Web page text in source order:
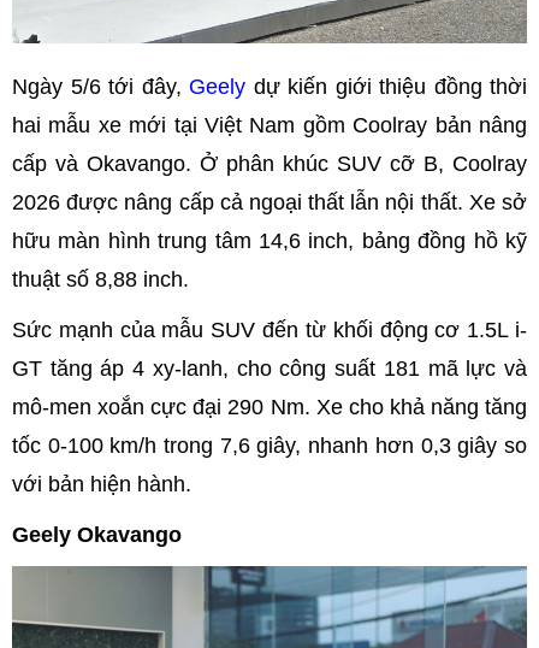
Ngày 5/6 tới đây, Geely dự kiến giới thiệu đồng thời
hai mẫu xe mới tại Việt Nam gồm Coolray bản nâng
cấp và Okavango. Ở phân khúc SUV cỡ B, Coolray
2026 được nâng cấp cả ngoại thất lẫn nội thất. Xe sở
hữu màn hình trung tâm 14,6 inch, bảng đồng hồ kỹ
thuật số 8,88 inch.
Sức mạnh của mẫu SUV đến từ khối động cơ 1.5L i-
GT tăng áp 4 xy-lanh, cho công suất 181 mã lực và
mô-men xoắn cực đại 290 Nm. Xe cho khả năng tăng
tốc 0-100 km/h trong 7,6 giây, nhanh hơn 0,3 giây so
với bản hiện hành.
Geely Okavango